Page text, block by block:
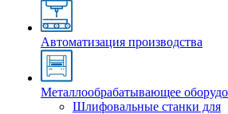
Автоматизация производства
Металлообрабатывающее
Шлифовальные станки для